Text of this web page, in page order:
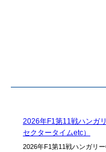
2026年F1第11戦ハンガ
セクタータイムetc）
2026年F1第11戦ハンガリ